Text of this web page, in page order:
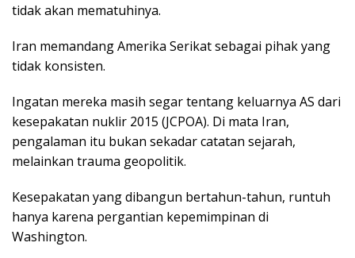
tidak akan mematuhinya.
Iran memandang Amerika Serikat sebagai pihak yang
tidak konsisten.
Ingatan mereka masih segar tentang keluarnya AS dari
kesepakatan nuklir 2015 (JCPOA). Di mata Iran,
pengalaman itu bukan sekadar catatan sejarah,
melainkan trauma geopolitik.
Kesepakatan yang dibangun bertahun-tahun, runtuh
hanya karena pergantian kepemimpinan di
Washington.